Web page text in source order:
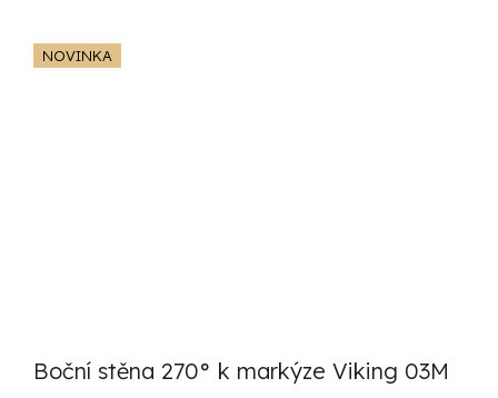
NOVINKA
Boční stěna 270° k markýze Viking 03M